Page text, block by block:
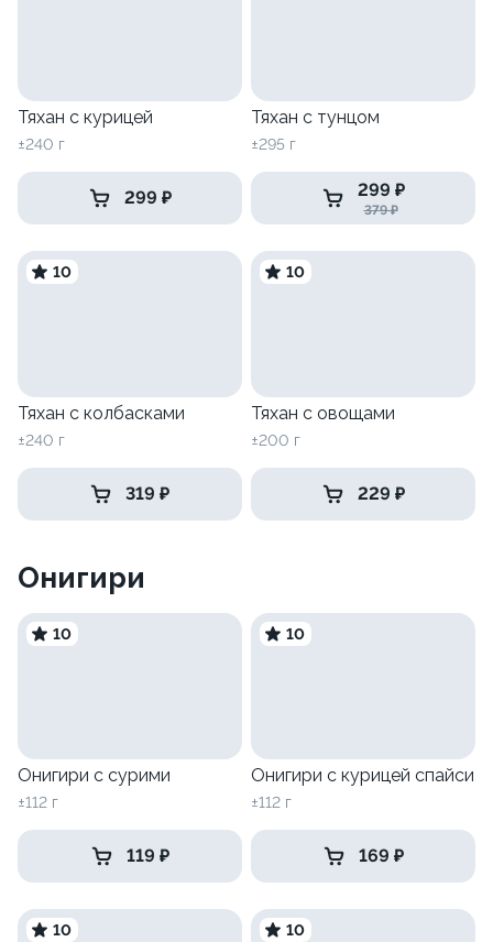
Тяхан с курицей
±240 г
299 ₽
Тяхан с тунцом
±295 г
299 ₽
379 ₽
10
Тяхан с колбасками
±240 г
319 ₽
10
Тяхан с овощами
±200 г
229 ₽
Онигири
10
Онигири с сурими
±112 г
119 ₽
10
Онигири с курицей спайси
±112 г
169 ₽
10 10